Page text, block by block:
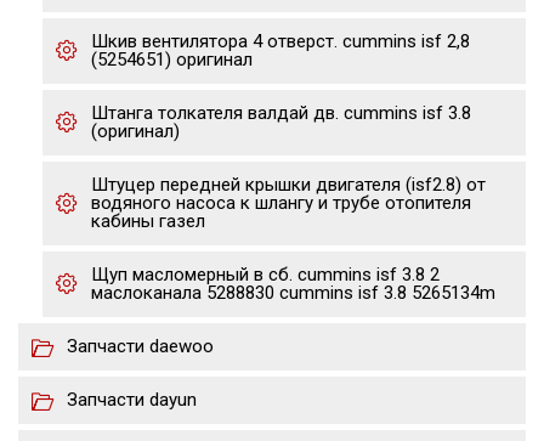
Шкив вентилятора 4 отверст. cummins isf 2,8
(5254651) оригинал
Штанга толкателя валдай дв. cummins isf 3.8
(оригинал)
Штуцер передней крышки двигателя (isf2.8) от
водяного насоса к шлангу и трубе отопителя
кабины газел
Щуп масломерный в сб. cummins isf 3.8 2
маслоканала 5288830 cummins isf 3.8 5265134m
Запчасти daewoo
Запчасти dayun